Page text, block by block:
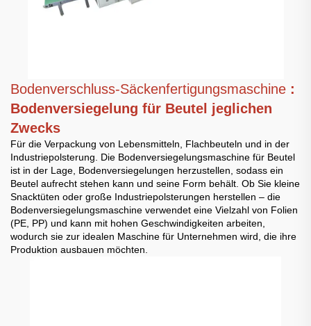
Bodenverschluss-Säckenfertigungsmaschine :
Bodenversiegelung für Beutel jeglichen
Zwecks
Für die Verpackung von Lebensmitteln, Flachbeuteln und in der
Industriepolsterung. Die Bodenversiegelungsmaschine für Beutel
ist in der Lage, Bodenversiegelungen herzustellen, sodass ein
Beutel aufrecht stehen kann und seine Form behält. Ob Sie kleine
Snacktüten oder große Industriepolsterungen herstellen – die
Bodenversiegelungsmaschine verwendet eine Vielzahl von Folien
(PE, PP) und kann mit hohen Geschwindigkeiten arbeiten,
wodurch sie zur idealen Maschine für Unternehmen wird, die ihre
Produktion ausbauen möchten.